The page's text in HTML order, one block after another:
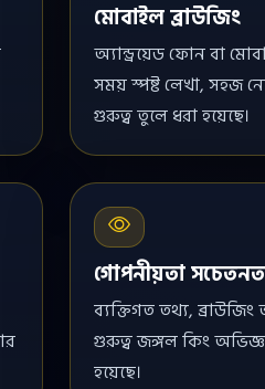
মোবাইল ব্রাউজিং
অ্যান্ড্রয়েড ফোন বা
সময় স্পষ্ট লেখা, সহজ
গুরুত্ব তুলে ধরা হয়েছে।
গোপনীয়তা
ব্যক্তিগত তথ্য,
গুরুত্ব জঙ্গল কিং
হয়েছে।